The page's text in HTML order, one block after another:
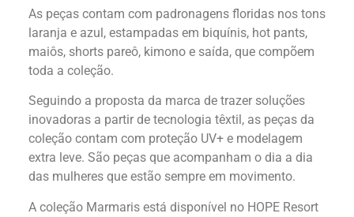
As peças contam com padronagens floridas nos tons
laranja e azul, estampadas em biquínis, hot pants,
maiôs, shorts pareô, kimono e saída, que compõem
toda a coleção.
Seguindo a proposta da marca de trazer soluções
inovadoras a partir de tecnologia têxtil, as peças da
coleção contam com proteção UV+ e modelagem
extra leve. São peças que acompanham o dia a dia
das mulheres que estão sempre em movimento.
A coleção Marmaris está disponível no HOPE Resort